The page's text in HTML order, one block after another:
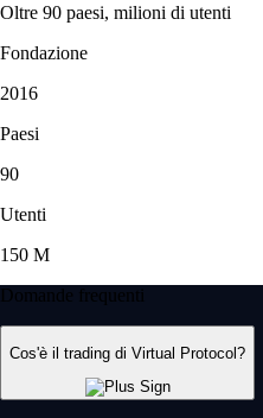
Oltre 90 paesi, milioni di utenti
Fondazione
2016
Paesi
90
Utenti
150 M
Domande frequenti
Cos'è il trading di Virtual Protocol?